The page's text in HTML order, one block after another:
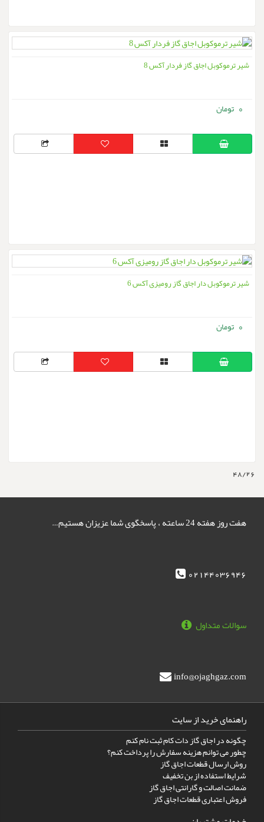
شیر ترموکوبل اجاق گاز فردار آکس 8
0
شیر ترموکوبل دار اجاق گاز رومیزی آکس 6
0
48/26
هفت روز هفته 24 ساعته ، پاسخگوی شما عزیزان هستیم…
02144036946
سوالات متداول
info@ojaghgaz.com
راهنمای خرید از سایت
چگونه در اجاق گاز دات کام ثبت نام کنم
چطور می توانم هزینه سفارش را پرداخت کنم؟
روش ارسال قطعات اجاق گاز
شرایط استفاده از بن تخفیف
ضمانت اصالت و گارانتی اجاق گاز
فروش اعتباری قطعات اجاق گاز